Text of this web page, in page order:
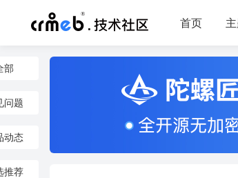
首页
部
问题
动态
推荐